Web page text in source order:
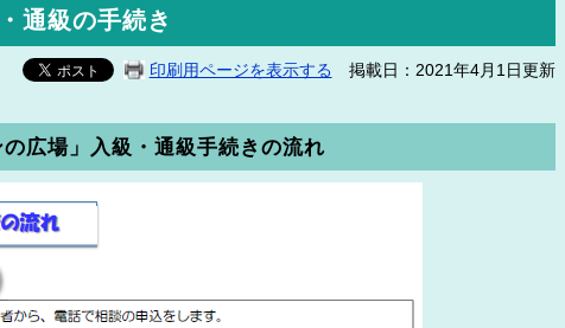
通級の手続き
印刷用ページを表示する 掲載日：2021年4月1日更新
広場」入級・通級手続きの流れ